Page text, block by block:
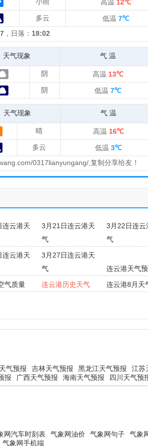
高温 12℃
多云 低温 7℃
，日落： 18:02
天气现象 气 温
阴 高温 13℃
阴 低温 7℃
天气现象 气 温
晴 高温 16℃
多云 低温 3℃
0317lianyungang/,复制分享给友！
连云港天
3月21日连云港天
气
3月22日连云
气
连云港天
3月27日连云港天
气
连云港天气
气质量 连云港历史天气 连云港8月天
气预报 吉林天气预报 黑龙江天气预报 江苏
报 广西天气预报 海南天气预报 四川天气预
网汽车时刻表 气象网油价 气象网句子 气象
气象网手机端